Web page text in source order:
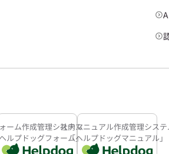
ーム作成管理システム
ヘルプドッグフォーム」
社内マニュアル作成管理システ
「ヘルプドッグマニュアル」